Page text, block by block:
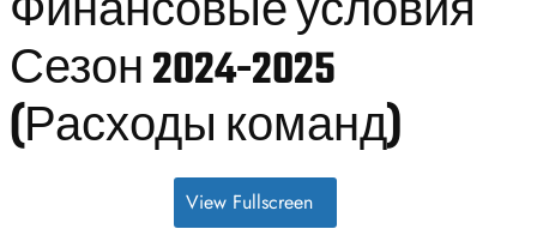
Финансовые условия
Сезон 2024-2025
(Расходы команд)
View Fullscreen